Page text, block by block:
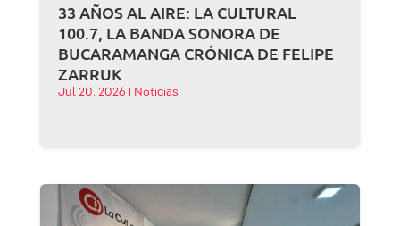
33 AÑOS AL AIRE: LA CULTURAL
100.7, LA BANDA SONORA DE
BUCARAMANGA CRÓNICA DE FELIPE
ZARRUK
Jul 20, 2026 Noticias